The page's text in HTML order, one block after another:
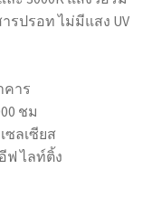
รปรอท ไม่มีแสง UV
คาร
ชม
ซลเซียส
ฟ ไลท์ติ้ง